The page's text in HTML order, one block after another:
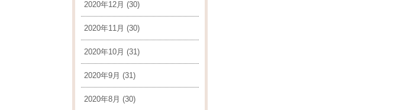
2020年12月 (30)
2020年11月 (30)
2020年10月 (31)
2020年9月 (31)
2020年8月 (30)